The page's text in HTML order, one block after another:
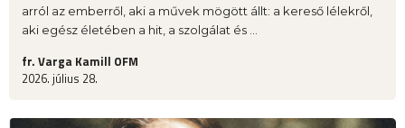
arról az emberről, aki a művek mögött állt: a kereső lélekről,
aki egész életében a hit, a szolgálat és ...
fr. Varga Kamill OFM
2026. július 28.